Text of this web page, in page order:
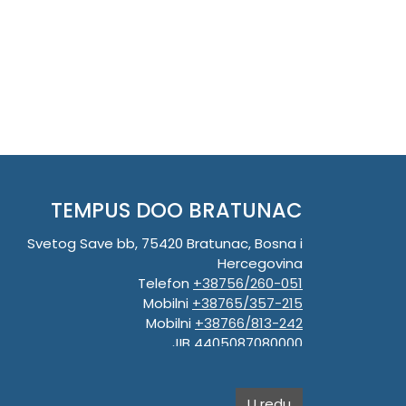
TEMPUS DOO BRATUNAC
Svetog Save bb, 75420 Bratunac, Bosna i
Hercegovina
Telefon +38756/260-051
Mobilni +38765/357-215
Mobilni +38766/813-242
JIB 4405087080000